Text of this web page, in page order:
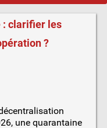
: clarifier les
?
une quarantaine